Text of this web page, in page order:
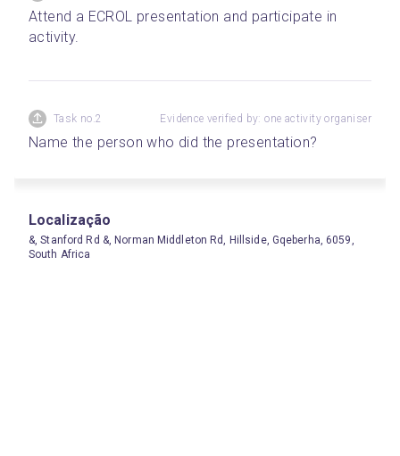
Attend a ECROL presentation and participate in
activity.
Task no.2 Evidence verified by: one activity organiser
Name the person who did the presentation?
Localização
&, Stanford Rd &, Norman Middleton Rd, Hillside, Gqeberha, 6059,
South Africa